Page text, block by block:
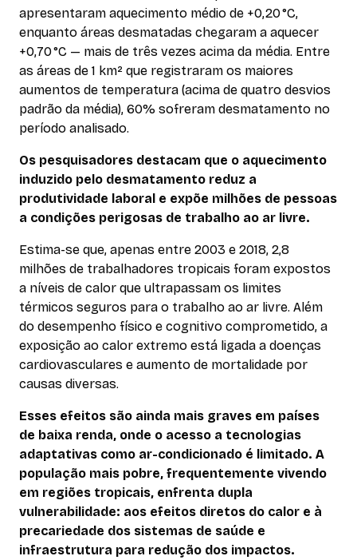
apresentaram aquecimento médio de +0,20 °C,
enquanto áreas desmatadas chegaram a aquecer
+0,70 °C — mais de três vezes acima da média. Entre
as áreas de 1 km² que registraram os maiores
aumentos de temperatura (acima de quatro desvios
padrão da média), 60% sofreram desmatamento no
período analisado.
Os pesquisadores destacam que o aquecimento
induzido pelo desmatamento reduz a
produtividade laboral e expõe milhões de pessoas
a condições perigosas de trabalho ao ar livre.
Estima-se que, apenas entre 2003 e 2018, 2,8
milhões de trabalhadores tropicais foram expostos
a níveis de calor que ultrapassam os limites
térmicos seguros para o trabalho ao ar livre. Além
do desempenho físico e cognitivo comprometido, a
exposição ao calor extremo está ligada a doenças
cardiovasculares e aumento de mortalidade por
causas diversas.
Esses efeitos são ainda mais graves em países
de baixa renda, onde o acesso a tecnologias
adaptativas como ar-condicionado é limitado. A
população mais pobre, frequentemente vivendo
em regiões tropicais, enfrenta dupla
vulnerabilidade: aos efeitos diretos do calor e à
precariedade dos sistemas de saúde e
infraestrutura para redução dos impactos.